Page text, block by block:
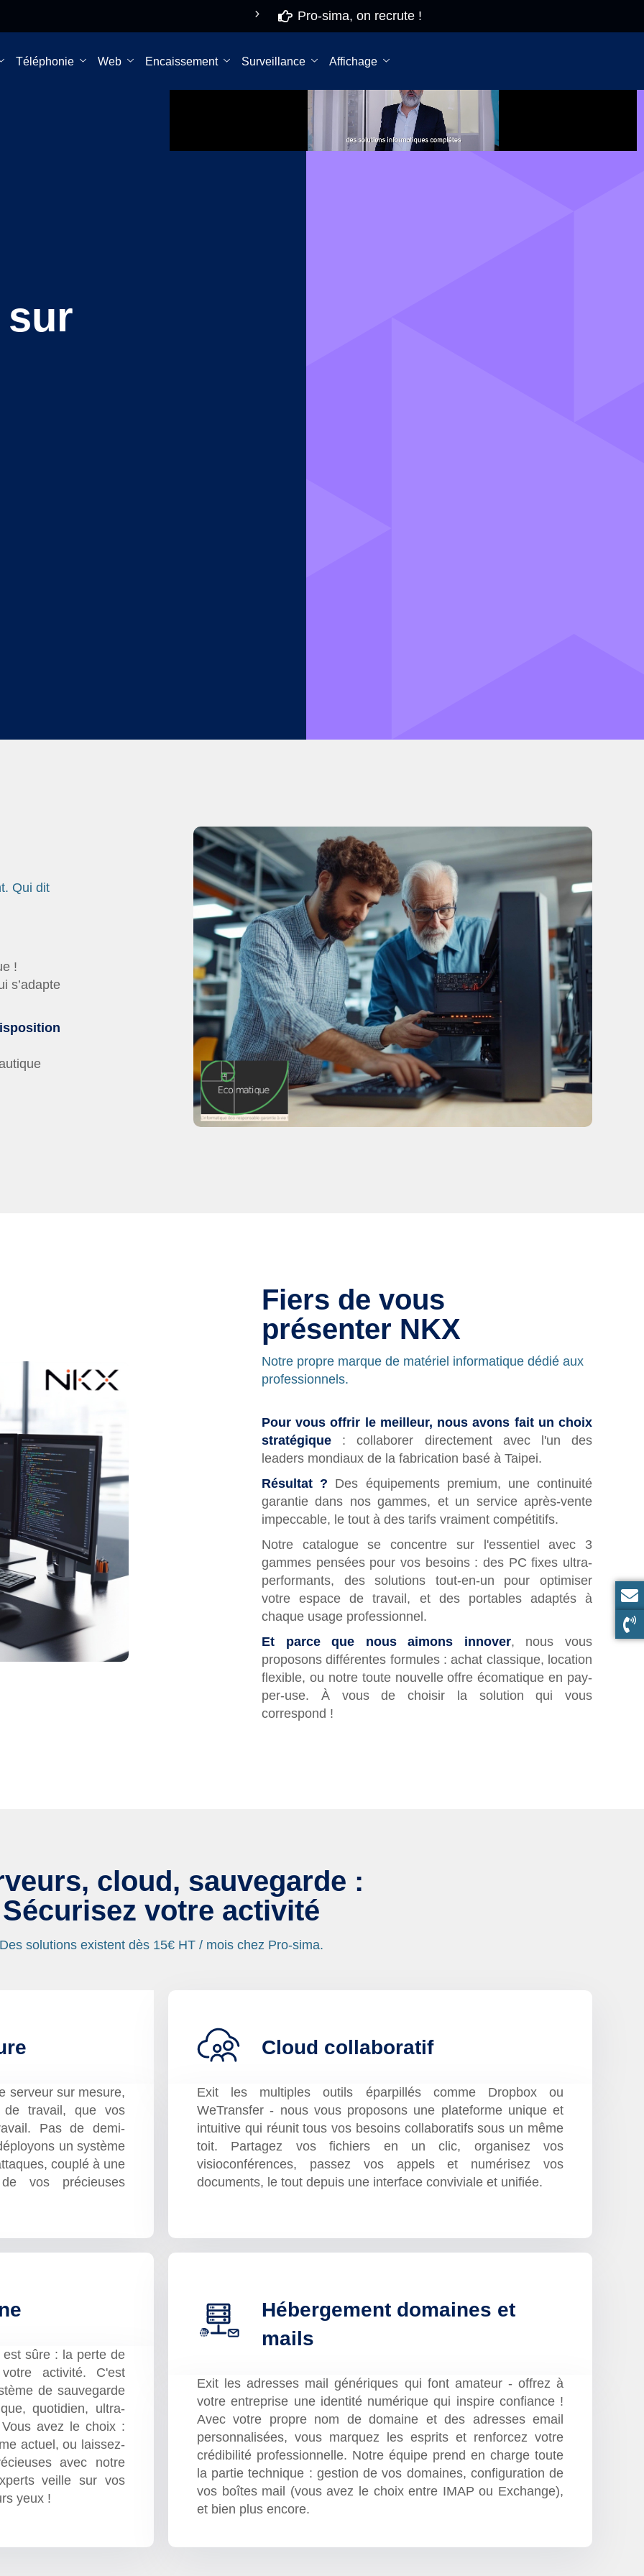
STOP
recrute!
Pro-sima, on recrute !
Téléphonie Web Encaissement Surveillance Affichage
Qui dit
!
s’adapte
Fiers de vous
présenter NKX
Notre propre marque de matériel informatique dédié aux
professionnels.
Pour vous offrir le meilleur, nous avons fait un choix
stratégique : collaborer directement avec l'un des
leaders mondiaux de la fabrication basé à Taipei.
Résultat ? Des équipements premium, une continuité
garantie dans nos gammes, et un service après-vente
impeccable, le tout à des tarifs vraiment compétitifs.
Notre catalogue se concentre sur l'essentiel avec 3
gammes pensées pour vos besoins : des PC fixes ultra-
performants, des solutions tout-en-un pour optimiser
votre espace de travail, et des portables adaptés à
chaque usage professionnel.
Et parce que nous aimons innover, nous vous
proposons différentes formules : achat classique, location
flexible, ou notre toute nouvelle offre écomatique en pay-
per-use. À vous de choisir la solution qui vous
correspond !
cloud, sauvegarde :
Sécurisez votre activité
solutions existent dès 15€ HT / mois chez Pro-sima.
serveur sur mesure,
de travail, que vos
Pas de demi-
un système
couplé à une
de vos précieuses
Cloud collaboratif
Exit les multiples outils éparpillés comme Dropbox ou
WeTransfer - nous vous proposons une plateforme unique et
intuitive qui réunit tous vos besoins collaboratifs sous un même
toit. Partagez vos fichiers en un clic, organisez vos
visioconférences, passez vos appels et numérisez vos
documents, le tout depuis une interface conviviale et unifiée.
sûre : la perte de
activité. C'est
de sauvegarde
quotidien, ultra-
avez le choix :
actuel, ou laissez-
avec notre
veille sur vos
yeux !
Hébergement domaines et
mails
Exit les adresses mail génériques qui font amateur - offrez à
votre entreprise une identité numérique qui inspire confiance !
Avec votre propre nom de domaine et des adresses email
personnalisées, vous marquez les esprits et renforcez votre
crédibilité professionnelle. Notre équipe prend en charge toute
la partie technique : gestion de vos domaines, configuration de
vos boîtes mail (vous avez le choix entre IMAP ou Exchange),
et bien plus encore.